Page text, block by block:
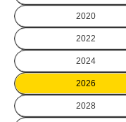
2020
2022
2024
2026
2028